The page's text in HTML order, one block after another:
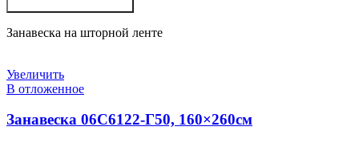
Занавеска на шторной ленте
Увеличить
В отложенное
Занавеска 06С6122-Г50, 160×260см